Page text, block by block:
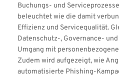
Buchungs- und
beleuchtet wie die damit
Effizienz und Servicequalität.
Datenschutz-, Governance-
Umgang mit
Zudem wird aufgezeigt, wie
automatisierte Phishing-